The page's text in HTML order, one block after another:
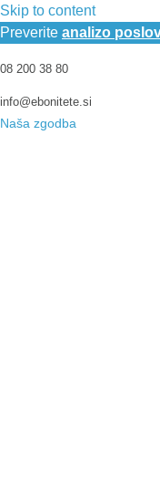
Skip to content
Preverite analizo
08 200 38 80
info@ebonitete.si
Naša zgodba